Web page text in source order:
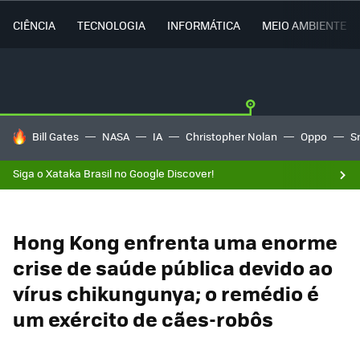
CIÊNCIA TECNOLOGIA INFORMÁTICA MEIO AMBIENTE
TENDÊNCIAS DO DIA
Bill Gates NASA IA Christopher Nolan Oppo
Siga o Xataka Brasil no Google Discover!
Hong Kong enfrenta uma enorme
crise de saúde pública devido ao
vírus chikungunya; o remédio é
um exército de cães-robôs